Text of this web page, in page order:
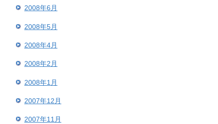
2008年6月
2008年5月
2008年4月
2008年2月
2008年1月
2007年12月
2007年11月